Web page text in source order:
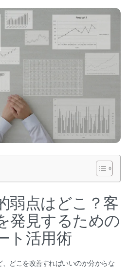
弱点はどこ？客
発見するための
ト活用術
、どこを改善すればいいのか分からな